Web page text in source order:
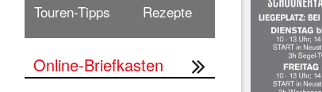
Touren-Tipps Rezepte
Online-Briefkasten